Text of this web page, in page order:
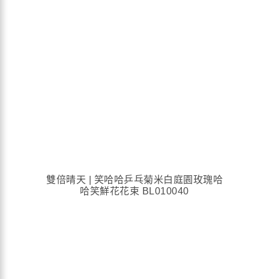
雙倍晴天 | 笑哈哈乒乓菊米白庭園玫瑰哈
哈笑鮮花花束 BL010040